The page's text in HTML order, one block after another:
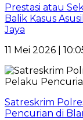
Prestasi atau
Balik Kasus
Jaya
11 Mei 2026 |
Satreskrim
Pencurian di